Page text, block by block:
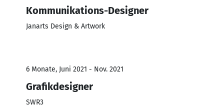
Kommunikations-Designer
Janarts Design & Artwork
6 Monate, Juni 2021 - Nov. 2021
Grafikdesigner
SWR3